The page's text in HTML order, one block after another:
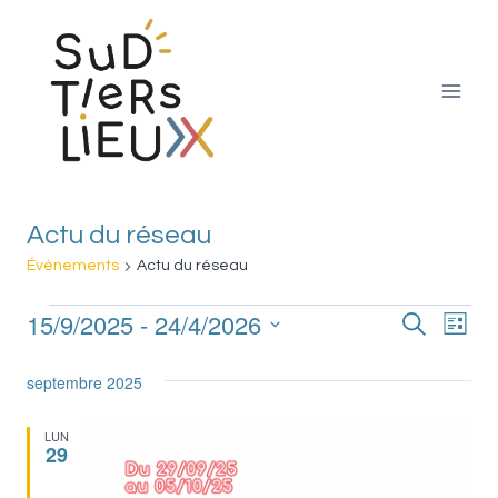
contenu
Actu du réseau
Évènements Actu du réseau
Évènements
et
Recherche
Liste
15/9/2025 - 24/4/2026
une
septembre 2025
LUN
29